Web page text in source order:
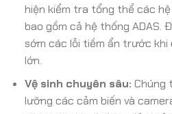
hiện kiểm tra tổng thể các
bao gồm cả hệ thống ADAS.
sớm các lỗi tiềm ẩn trước
lớn.
Vệ sinh chuyên sâu: Chúng
lưỡng các cảm biến và